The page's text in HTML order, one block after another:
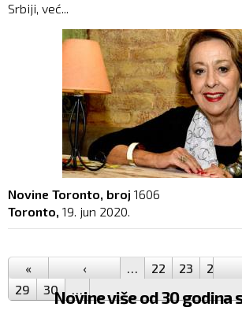
Srbiji, već...
Novine Toronto, broj 1606
Toronto, 19. jun 2020.
Pages
« ‹ 22 23 24
29
30Novine više od 30 godina